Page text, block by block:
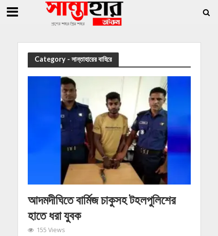
সাধারণ সম্পাদক সোহাগ » সান্তাহারে হেরোইনসহ যুবক গ্রেফতার সান্তাহারে
Category - সান্তাহারের বাহিরে
আদমদীঘিতে বার্মিজ চাকুসহ টহলপুলিশের
হাতে ধরা যুবক
155 Views